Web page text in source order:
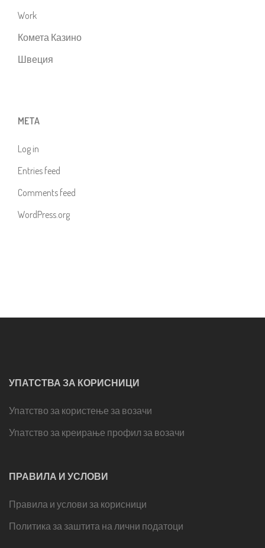
Work
Комета Казино
Швеция
META
Log in
Entries feed
Comments feed
WordPress.org
УПАТСТВА ЗА КОРИСНИЦИ
Упатство за користење за возачи
Упатство за креирање профил за возачи
ПРАВИЛА И УСЛОВИ
Правила и услови за корисници
Политика за заштита на лични податоци